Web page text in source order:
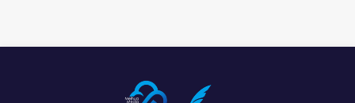
開放申請2025使用檔期，周杰倫當晚就宣布在